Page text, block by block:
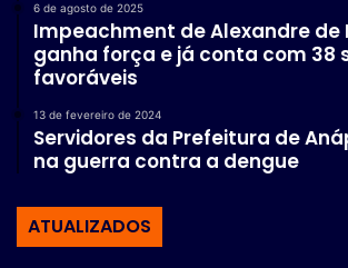
6 de agosto de 2025
Impeachment de Alexandre de
ganha força e já conta com 38
favoráveis
13 de fevereiro de 2024
Servidores da Prefeitura de
na guerra contra a dengue
ATUALIZADOS